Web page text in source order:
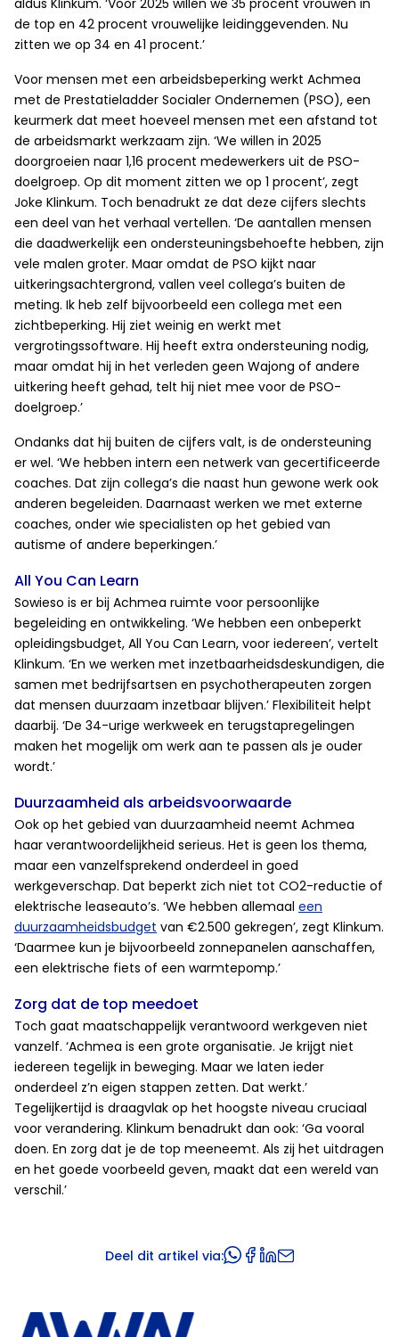
de top en 42 procent vrouwelijke leidinggevenden. Nu
zitten we op 34 en 41 procent.’
Voor mensen met een arbeidsbeperking werkt Achmea
met de Prestatieladder Socialer Ondernemen (PSO), een
keurmerk dat meet hoeveel mensen met een afstand tot
de arbeidsmarkt werkzaam zijn. ‘We willen in 2025
doorgroeien naar 1,16 procent medewerkers uit de PSO-
doelgroep. Op dit moment zitten we op 1 procent’, zegt
Joke Klinkum. Toch benadrukt ze dat deze cijfers slechts
een deel van het verhaal vertellen. ‘De aantallen mensen
die daadwerkelijk een ondersteuningsbehoefte hebben, zijn
vele malen groter. Maar omdat de PSO kijkt naar
uitkeringsachtergrond, vallen veel collega’s buiten de
meting. Ik heb zelf bijvoorbeeld een collega met een
zichtbeperking. Hij ziet weinig en werkt met
vergrotingssoftware. Hij heeft extra ondersteuning nodig,
maar omdat hij in het verleden geen Wajong of andere
uitkering heeft gehad, telt hij niet mee voor de PSO-
doelgroep.’
Ondanks dat hij buiten de cijfers valt, is de ondersteuning
er wel. ‘We hebben intern een netwerk van gecertificeerde
coaches. Dat zijn collega’s die naast hun gewone werk ook
anderen begeleiden. Daarnaast werken we met externe
coaches, onder wie specialisten op het gebied van
autisme of andere beperkingen.’
All You Can Learn
Sowieso is er bij Achmea ruimte voor persoonlijke
begeleiding en ontwikkeling. ‘We hebben een onbeperkt
opleidingsbudget, All You Can Learn, voor iedereen’, vertelt
Klinkum. ‘En we werken met inzetbaarheidsdeskundigen, die
samen met bedrijfsartsen en psychotherapeuten zorgen
dat mensen duurzaam inzetbaar blijven.’ Flexibiliteit helpt
daarbij. ‘De 34-urige werkweek en terugstapregelingen
maken het mogelijk om werk aan te passen als je ouder
wordt.’
Duurzaamheid als arbeidsvoorwaarde
Ook op het gebied van duurzaamheid neemt Achmea
haar verantwoordelijkheid serieus. Het is geen los thema,
maar een vanzelfsprekend onderdeel in goed
werkgeverschap. Dat beperkt zich niet tot CO2-reductie of
elektrische leaseauto’s. ‘We hebben allemaal een
duurzaamheidsbudget van €2.500 gekregen’, zegt Klinkum.
‘Daarmee kun je bijvoorbeeld zonnepanelen aanschaffen,
een elektrische fiets of een warmtepomp.’
Zorg dat de top meedoet
Toch gaat maatschappelijk verantwoord werkgeven niet
vanzelf. ‘Achmea is een grote organisatie. Je krijgt niet
iedereen tegelijk in beweging. Maar we laten ieder
onderdeel z’n eigen stappen zetten. Dat werkt.’
Tegelijkertijd is draagvlak op het hoogste niveau cruciaal
voor verandering. Klinkum benadrukt dan ook: ‘Ga vooral
doen. En zorg dat je de top meeneemt. Als zij het uitdragen
en het goede voorbeeld geven, maakt dat een wereld van
verschil.’
Deel dit artikel via: